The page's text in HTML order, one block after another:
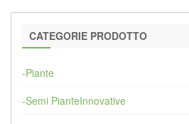
CATEGORIE PRODOTTO
-Piante
-Semi PianteInnovative